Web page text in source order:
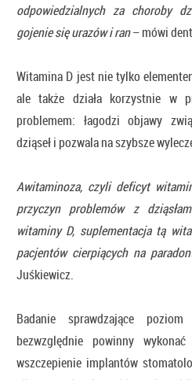
odpowiedzialnych za choroby
gojenie się urazów i ran– mówi
Witamina D jest nie tylko
ale także działa korzystnie w
problemem: łagodzi objawy
dziąseł i pozwala na szybsze
Awitaminoza, czyli deficyt
przyczyn problemów z
witaminy D, suplementacja tą
pacjentów cierpiących na
Juśkiewicz.
Badanie sprawdzające
bezwzględnie powinny
wszczepienie implantów